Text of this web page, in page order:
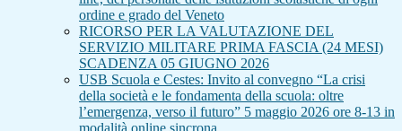
ordine e grado del Veneto
RICORSO PER LA VALUTAZIONE DEL
SERVIZIO MILITARE PRIMA FASCIA (24 MESI)
SCADENZA 05 GIUGNO 2026
USB Scuola e Cestes: Invito al convegno “La crisi
della società e le fondamenta della scuola: oltre
l’emergenza, verso il futuro” 5 maggio 2026 ore 8-13 in